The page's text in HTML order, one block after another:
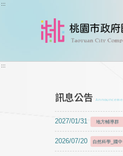
跳到主要內容
:::
:::
訊息公告
2027/01/31 地方輔導群
2026/07/20 自然科學_國中